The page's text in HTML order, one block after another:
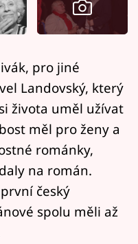
pro jiné
Landovský, který
života uměl užívat
měl pro ženy a
románky,
na román.
český
spolu měli až